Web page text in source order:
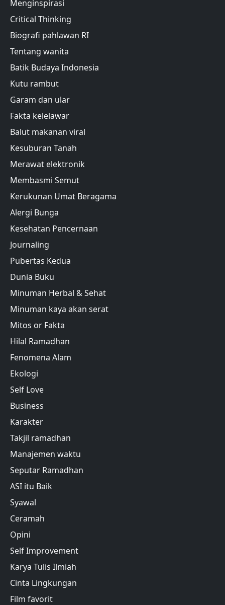
Menginspirasi
Critical Thinking
Biografi pahlawan RI
Tentang wanita
Batik Budaya Indonesia
Kutu rambut
Garam dan ular
Fakta kelelawar
Balut makanan viral
Kesuburan Tanah
Merawat elektronik
Membasmi Semut
Kerukunan Umat Beragama
Alergi Bunga
Kesehatan Pencernaan
Journaling
Pubertas Kedua
Dunia Buku
Minuman Herbal & Sehat
Minuman kaya akan serat
Mitos or Fakta
Hilal Ramadhan
Fenomena Alam
Ekologi
Self Love
Business
Karakter
Takjil ramadhan
Manajemen waktu
Seputar Ramadhan
ASI itu Baik
Syawal
Ceramah
Opini
Self Improvement
Karya Tulis Ilmiah
Cinta Lingkungan
Film favorit